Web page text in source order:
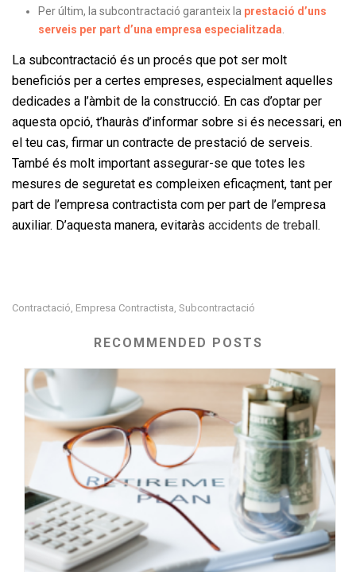
Per últim, la subcontractació garanteix la prestació d’uns
serveis per part d’una empresa especialitzada
La subcontractació és un procés que pot ser molt
beneficiós per a certes empreses, especialment aquelles
dedicades a l’àmbit de la construcció. En cas d’optar per
aquesta opció, t’hauràs d’informar sobre si és necessari, en
el teu cas, firmar un contracte de prestació de serveis.
També és molt important assegurar-se que totes les
mesures de seguretat es compleixen eficaçment, tant per
part de l’empresa contractista com per part de l’empresa
auxiliar. D’aquesta manera, evitaràs accidents de treball.
Contractació, Empresa Contractista, Subcontractació
RECOMMENDED POSTS